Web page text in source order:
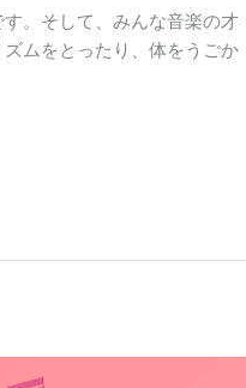
。そして、みんな音楽の才
ムをとったり、体をうごか